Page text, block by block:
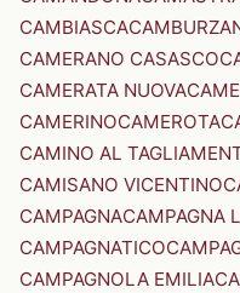
CAMBIASCA
CAMERANO CASASCO
CAMERATA NUOVA
CAMERINOCAMEROTA
CAMINO AL
CAMISANO VICENTINO
CAMPAGNACAMPAGNA
CAMPAGNATICO
CAMPAGNOLA EMILIA